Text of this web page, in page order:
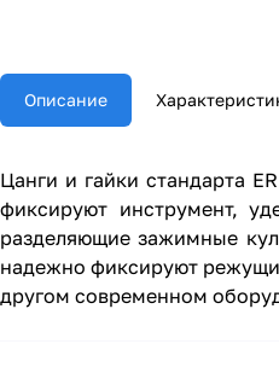
Описание
Цанги и гайки стандарта
фиксируют инструмент,
разделяющие зажимные
надежно фиксируют
другом современном